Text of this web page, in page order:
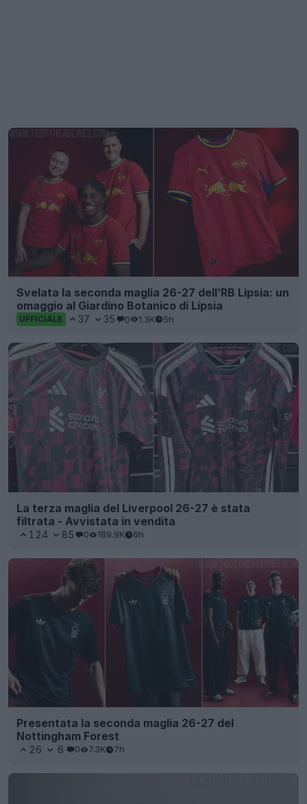
Svelata la seconda maglia 26-27 dell’RB Lipsia: un
omaggio al Giardino Botanico di Lipsia
UFFICIALE 37 35 0 1.3K 5h
La terza maglia del Liverpool 26-27 è stata
filtrata - Avvistata in vendita
124 85 0 189.9K 6h
Presentata la seconda maglia 26-27 del
Nottingham Forest
26 6 0 7.3K 7h